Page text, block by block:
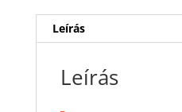
Leírás
Leírás